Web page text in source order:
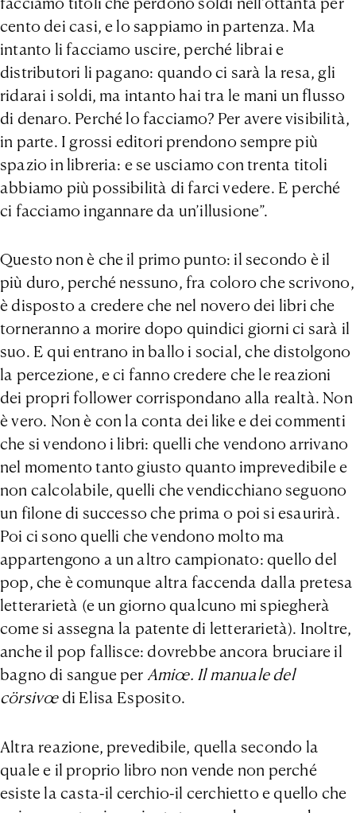
cento dei casi, e lo sappiamo in partenza. Ma
intanto li facciamo uscire, perché librai e
distributori li pagano: quando ci sarà la resa, gli
ridarai i soldi, ma intanto hai tra le mani un flusso
di denaro. Perché lo facciamo? Per avere visibilità,
in parte. I grossi editori prendono sempre più
spazio in libreria: e se usciamo con trenta titoli
abbiamo più possibilità di farci vedere. E perché
ci facciamo ingannare da un’illusione”.
Questo non è che il primo punto: il secondo è il
più duro, perché nessuno, fra coloro che scrivono,
è disposto a credere che nel novero dei libri che
torneranno a morire dopo quindici giorni ci sarà il
suo. E qui entrano in ballo i social, che distolgono
la percezione, e ci fanno credere che le reazioni
dei propri follower corrispondano alla realtà. Non
è vero. Non è con la conta dei like e dei commenti
che si vendono i libri: quelli che vendono arrivano
nel momento tanto giusto quanto imprevedibile e
non calcolabile, quelli che vendicchiano seguono
un filone di successo che prima o poi si esaurirà.
Poi ci sono quelli che vendono molto ma
appartengono a un altro campionato: quello del
pop, che è comunque altra faccenda dalla pretesa
letterarietà (e un giorno qualcuno mi spiegherà
come si assegna la patente di letterarietà). Inoltre,
anche il pop fallisce: dovrebbe ancora bruciare il
bagno di sangue per Amiœ. Il manuale del
cörsivœdi Elisa Esposito.
Altra reazione, prevedibile, quella secondo la
quale e il proprio libro non vende non perché
esiste la casta-il cerchio-il cerchietto e quello che